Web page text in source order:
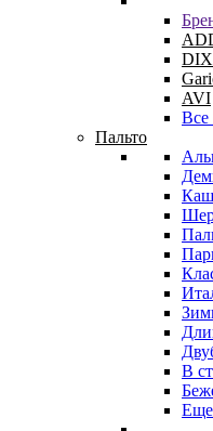
AVI
Все
Пальто
В
Еще